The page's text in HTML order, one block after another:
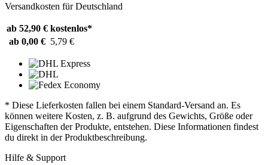
Versandkosten für Deutschland
ab 52,90 € kostenlos*
ab 0,00 € 5,79 €
* Diese Lieferkosten fallen bei einem Standard-Versand an. Es
können weitere Kosten, z. B. aufgrund des Gewichts, Größe oder
Eigenschaften der Produkte, entstehen. Diese Informationen findest
du direkt in der Produktbeschreibung.
Hilfe & Support